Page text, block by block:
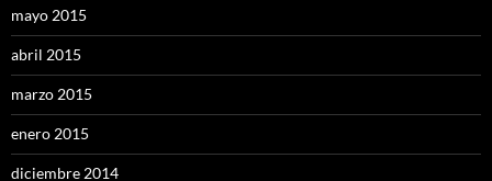
mayo 2015
abril 2015
marzo 2015
enero 2015
diciembre 2014